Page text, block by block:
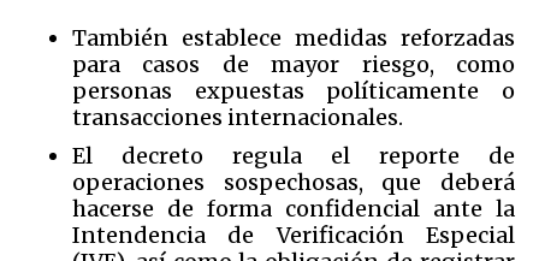
También establece medidas reforzadas
para casos de mayor riesgo, como
personas expuestas políticamente o
transacciones internacionales.
El decreto regula el reporte de
operaciones sospechosas, que deberá
hacerse de forma confidencial ante la
Intendencia de Verificación Especial